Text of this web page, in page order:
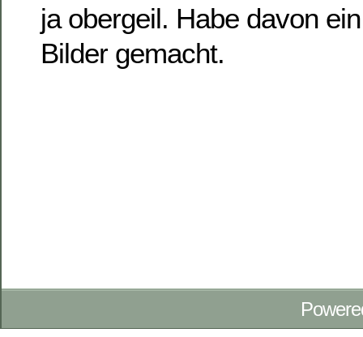
ja obergeil. Habe davon
Bilder gemacht.